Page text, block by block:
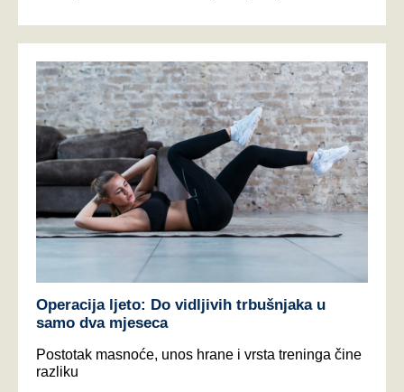
Operacija ljeto: Do vidljivih trbušnjaka u
samo dva mjeseca
Postotak masnoće, unos hrane i vrsta treninga čine
razliku